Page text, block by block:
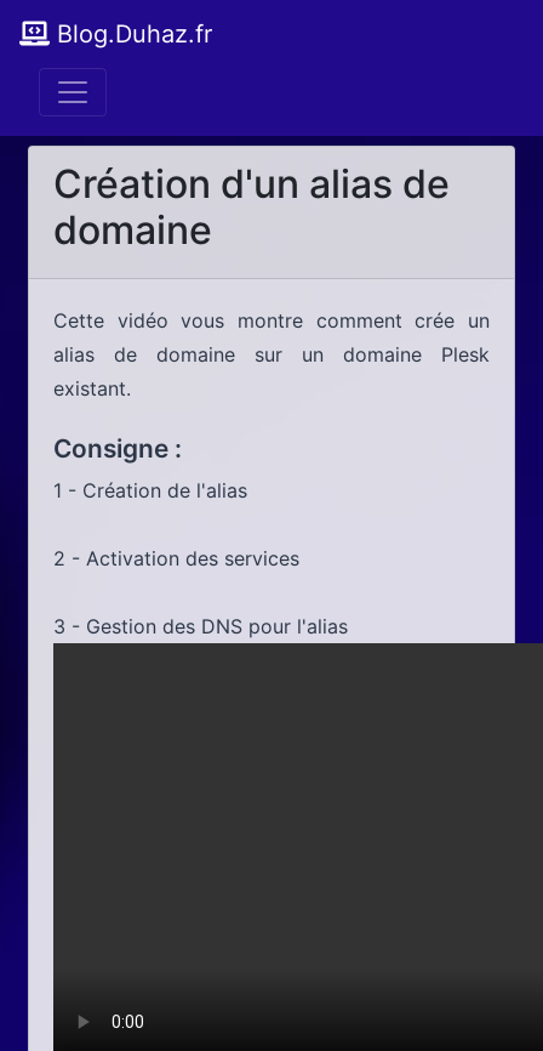
Blog.Duhaz.fr
Création d'un alias de
domaine
Cette vidéo vous montre comment crée un
alias de domaine sur un domaine Plesk
existant.
Consigne :
1 - Création de l'alias
2 - Activation des services
3 - Gestion des DNS pour l'alias